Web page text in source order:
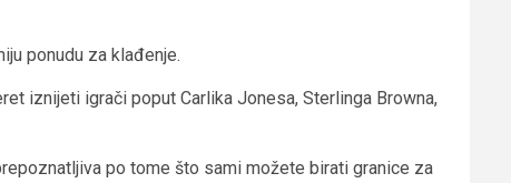
ponudu za klađenje.
iznijeti igrači poput Carlika Jonesa, Sterlinga Browna,
po tome što sami možete birati granice za